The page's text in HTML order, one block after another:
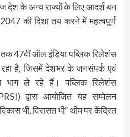
देश के अन्य राज्यों के लिए आदर्श बन
की दिशा तय करने में महत्वपूर्ण
47वीं ऑल इंडिया पब्लिक रिलेशंस
है, जिसमें देशभर के जनसंपर्क एवं
भाग ले रहे हैं। पब्लिक रिलेशंस
द्वारा आयोजित यह सम्मेलन
भी, विरासत भी” थीम पर केंद्रित